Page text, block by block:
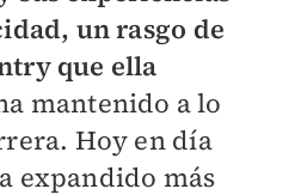
un rasgo de
que ella
mantenido a lo
Hoy en día
expandido más